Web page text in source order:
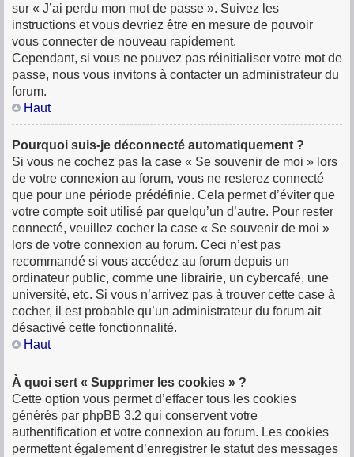
sur « J’ai perdu mon mot de passe ». Suivez les
instructions et vous devriez être en mesure de pouvoir
vous connecter de nouveau rapidement.
Cependant, si vous ne pouvez pas réinitialiser votre mot de
passe, nous vous invitons à contacter un administrateur du
forum.
Haut
Pourquoi suis-je déconnecté automatiquement ?
Si vous ne cochez pas la case « Se souvenir de moi » lors
de votre connexion au forum, vous ne resterez connecté
que pour une période prédéfinie. Cela permet d’éviter que
votre compte soit utilisé par quelqu’un d’autre. Pour rester
connecté, veuillez cocher la case « Se souvenir de moi »
lors de votre connexion au forum. Ceci n’est pas
recommandé si vous accédez au forum depuis un
ordinateur public, comme une librairie, un cybercafé, une
université, etc. Si vous n’arrivez pas à trouver cette case à
cocher, il est probable qu’un administrateur du forum ait
désactivé cette fonctionnalité.
Haut
À quoi sert « Supprimer les cookies » ?
Cette option vous permet d’effacer tous les cookies
générés par phpBB 3.2 qui conservent votre
authentification et votre connexion au forum. Les cookies
permettent également d’enregistrer le statut des messages